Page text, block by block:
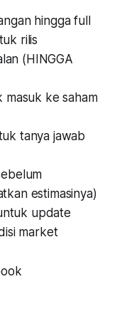
hingga full
rilis
(HINGGA
masuk ke saham
tanya jawab
estimasinya)
update
market